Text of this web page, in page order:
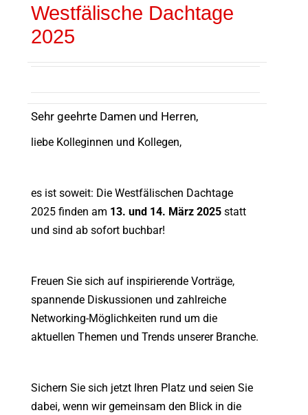
Westfälische Dachtage
2025
Sehr geehrte Damen und Herren,
liebe Kolleginnen und Kollegen,
es ist soweit: Die Westfälischen Dachtage
2025 finden am 13. und 14. März 2025 statt
und sind ab sofort buchbar!
Freuen Sie sich auf inspirierende Vorträge,
spannende Diskussionen und zahlreiche
Networking-Möglichkeiten rund um die
aktuellen Themen und Trends unserer Branche.
Sichern Sie sich jetzt Ihren Platz und seien Sie
dabei, wenn wir gemeinsam den Blick in die